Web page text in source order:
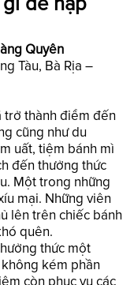
Quyên
Tàu, Bà Rịa –
trở thành điểm đến
cũng như du
uất, tiệm bánh mì
đến thưởng thức
Một trong những
mại. Những viên
lên trên chiếc bánh
quên.
thức một
kém phần
còn phục vụ các